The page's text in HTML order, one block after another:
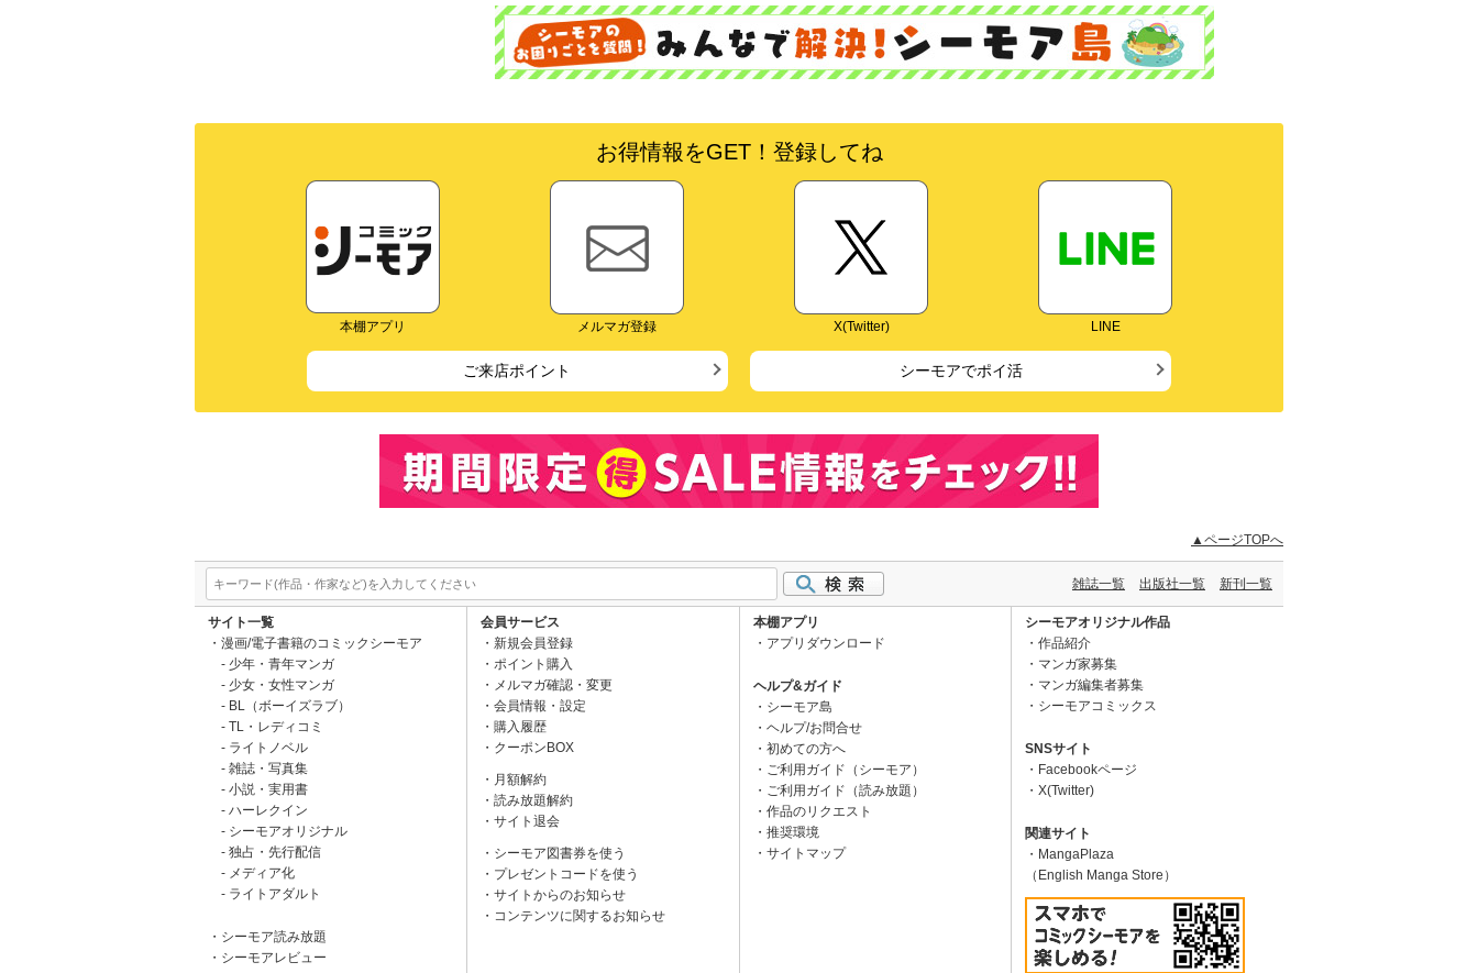
お得情報をGET！登録してね
本棚アプリ メルマガ登録 X(Twitter) LINE
ご来店ポイント シーモアでポイ活
▲ページTOPへ
雑誌一覧 出版社一覧 新刊一覧
サイト一覧
漫画/電子書籍のコミックシーモア
少年・青年マンガ
少女・女性マンガ
BL（ボーイズラブ）
TL・レディコミ
ライトノベル
雑誌・写真集
小説・実用書
ハーレクイン
シーモアオリジナル
独占・先行配信
メディア化
ライトアダルト
シーモア読み放題
シーモアレビュー
会員サービス
新規会員登録
ポイント購入
メルマガ確認・変更
会員情報・設定
購入履歴
クーポンBOX
月額解約
読み放題解約
サイト退会
シーモア図書券を使う
プレゼントコードを使う
サイトからのお知らせ
コンテンツに関するお知らせ
本棚アプリ
アプリダウンロード
ヘルプ&ガイド
シーモア島
ヘルプ/お問合せ
初めての方へ
ご利用ガイド（シーモア）
ご利用ガイド（読み放題）
作品のリクエスト
推奨環境
サイトマップ
シーモアオリジナル作品
作品紹介
マンガ家募集
マンガ編集者募集
シーモアコミックス
SNSサイト
Facebookページ
X(Twitter)
関連サイト
MangaPlaza
（English Manga Store）